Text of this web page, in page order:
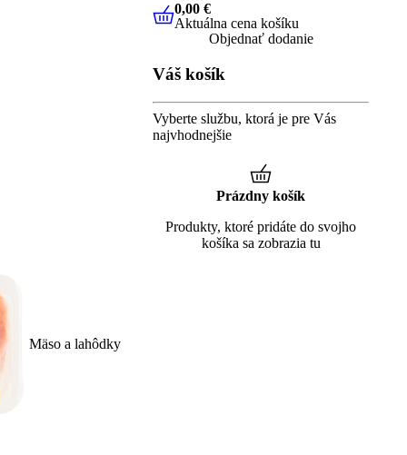
Mäso a lahôdky
0,00 €Aktuálna cena košíku
0,00 €
Aktuálna cena košíku
Objednať dodanie
Váš košík
Vyberte službu, ktorá je pre Vás
najvhodnejšie
Prázdny košík
Produkty, ktoré pridáte do svojho
košíka sa zobrazia tu